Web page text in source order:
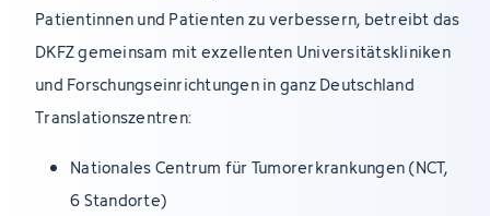
Patientinnen und Patienten zu verbessern, betreibt das
DKFZ gemeinsam mit exzellenten Universitätskliniken
und Forschungseinrichtungen in ganz Deutschland
Translationszentren:
Nationales Centrum für Tumorerkrankungen (NCT,
6 Standorte)